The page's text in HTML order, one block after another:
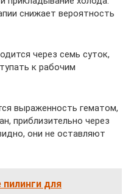
снижает вероятность
через семь суток,
к рабочим
выраженность гематом,
приблизительно через
они не оставляют
для